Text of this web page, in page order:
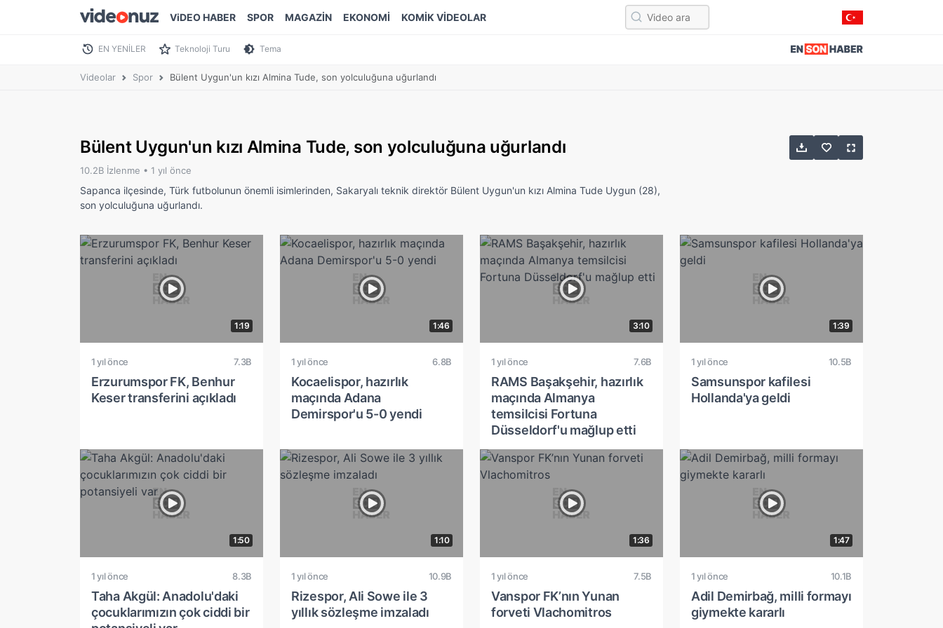
ViDEO HABER SPOR MAGAZİN EKONOMİ KOMİK VİDEOLAR
EN YENİLER Teknoloji Turu Tema
Videolar Spor Bülent Uygun'un kızı Almina Tude, son yolculuğuna uğurlandı
Bülent Uygun'un kızı Almina Tude, son yolculuğuna uğurlandı
10.2B İzlenme • 1 yıl önce
Sapanca ilçesinde, Türk futbolunun önemli isimlerinden, Sakaryalı teknik direktör Bülent Uygun'un kızı Almina Tude Uygun (28),
son yolculuğuna uğurlandı.
1:19
1 yıl önce 7.3B
Erzurumspor FK, Benhur
Keser transferini açıkladı
1:46
1 yıl önce 6.8B
Kocaelispor, hazırlık
maçında Adana
Demirspor'u 5-0 yendi
3:10
1 yıl önce 7.6B
RAMS Başakşehir, hazırlık
maçında Almanya
temsilcisi Fortuna
Düsseldorf'u mağlup etti
1:39
1 yıl önce 10.5B
Samsunspor kafilesi
Hollanda'ya geldi
1:50
1 yıl önce 8.3B
Taha Akgül: Anadolu'daki
çocuklarımızın çok ciddi bir
1:10
1 yıl önce 10.9B
Rizespor, Ali Sowe ile 3
yıllık sözleşme imzaladı
1:36
1 yıl önce 7.5B
Vanspor FK’nın Yunan
forveti Vlachomitros
1:47
1 yıl önce 10.1B
Adil Demirbağ, milli formayı
giymekte kararlı